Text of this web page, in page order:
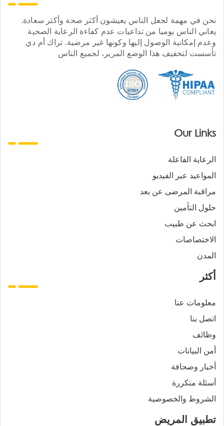
نحن في مهمة لجعل الناس يعيشون أكثر صحة وأكثر سعادة.
يعاني الناس يوميا من تداعيات عدم كفاءة الرعاية الصحية
وعدم إمكانية الوصول إليها وكونها غير مرضية. تراك أم دي
تأسست لتخفيف هذا الوضع المرير، لجميع الناس
Our Links
الرعاية الفاعلة
المواعيد عبر الفيديو
مراقبة المرضى عن بعد
حلول التأمين
ابحث عن طبيب
الاختصاصات
المدن
أكثر
معلومات عنا
اتصل بنا
وظائف
أمن البيانات
أخبار وصحافة
أسئلة متكررة
الشروط والخصوصية
تطبيق المريض